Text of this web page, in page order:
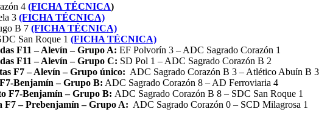
4 (FICHA TÉCNICA)
3 (FICHA TÉCNICA)
B 7 (FICHA TÉCNICA)
San Roque 1 (FICHA TÉCNICA)
F11 – Alevín – Grupo A: EF Polvorín 3 – ADC Sagrado Corazón 1
F11 – Alevín – Grupo C: SD Pol 1 – ADC Sagrado Corazón B 2
F7 – Alevín – Grupo único: ADC Sagrado Corazón B 3 – Atlético Abuín B 3
Benjamín – Grupo B: ADC Sagrado Corazón 8 – AD Ferroviaria 4
F7-Benjamín – Grupo B: ADC Sagrado Corazón B 8 – SDC San Roque 1
F7 – Prebenjamín – Grupo A: ADC Sagrado Corazón 0 – SCD Milagrosa 1